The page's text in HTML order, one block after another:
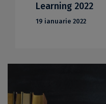
Learning 2022
19 ianuarie 2022